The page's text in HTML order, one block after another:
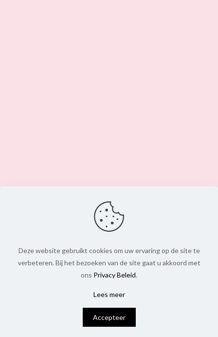
Deze website gebruikt cookies om uw ervaring op de site te
verbeteren. Bij het bezoeken van de site gaat u akkoord met
ons Privacy Beleid.
Lees meer
Accepteer